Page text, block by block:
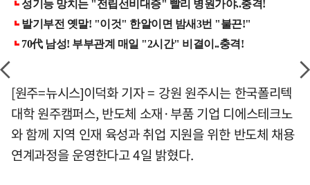
[원주=뉴시스]이덕화 기자 = 강원 원주시는 한국폴리텍
대학 원주캠퍼스, 반도체 소재·부품 기업 디에스테크노
와 함께 지역 인재 육성과 취업 지원을 위한 반도체 채용
연계과정을 운영한다고 4일 밝혔다.